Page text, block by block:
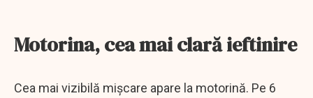
Motorina, cea mai clară ieftinire
Cea mai vizibilă mișcare apare la motorină. Pe 6